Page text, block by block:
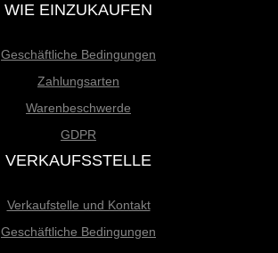
WIE EINZUKAUFEN
Geschäftliche Bedingungen
Zahlungsarten
Warenbeschwerde
GDPR
VERKAUFSSTELLE
Verkaufstelle und Kontakt
Geschäftliche Bedingungen